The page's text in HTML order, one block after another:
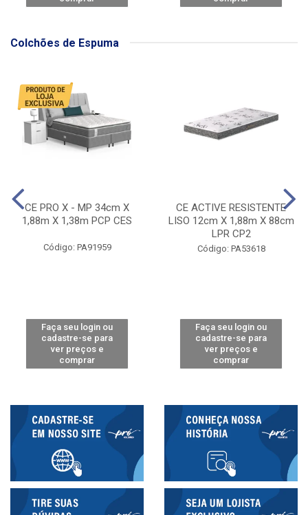
Colchões de Espuma
CE PRO X - MP 34cm X
1,88m X 1,38m PCP CES
Código: PA91959
Faça seu login ou
cadastre-se para
ver preços e
comprar
CE ACTIVE RESISTENTE
LISO 12cm X 1,88m X 88cm
LPR CP2
Código: PA53618
Faça seu login ou
cadastre-se para
ver preços e
comprar